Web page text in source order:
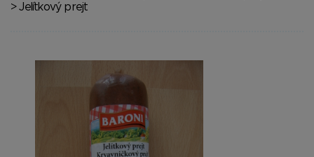
> Jelítkový prejt